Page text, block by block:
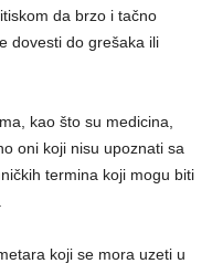
da brzo i tačno
dovesti do grešaka ili
kao što su medicina,
oni koji nisu upoznati sa
termina koji mogu biti
koji se mora uzeti u